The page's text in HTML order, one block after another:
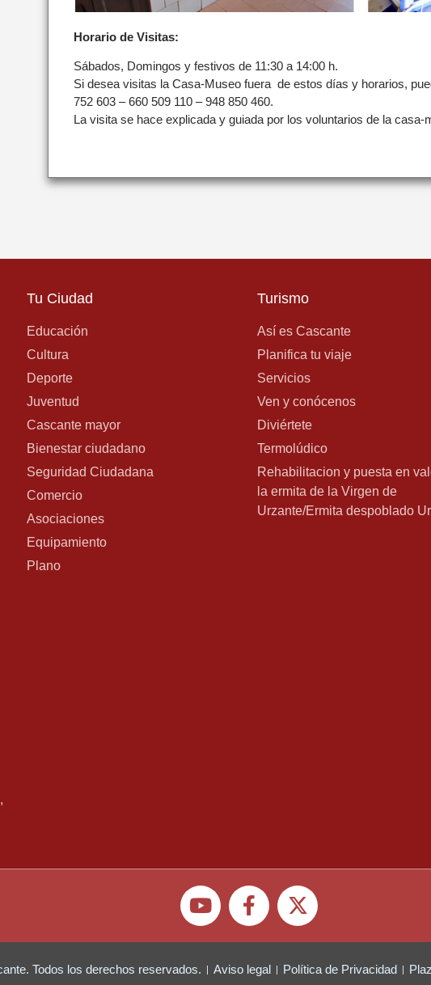
Horario de Visitas:
Sábados, Domingos y festivos de 11:30 a 14:00 h.
Si desea visitas la Casa-Museo fuera de estos días y horarios,
752 603 – 660 509 110 – 948 850 460.
La visita se hace explicada y guiada por los voluntarios de la casa-
Tu Ciudad
Educación
Cultura
Deporte
Juventud
Cascante mayor
Bienestar ciudadano
Seguridad Ciudadana
Comercio
Asociaciones
Equipamiento
Plano
Turismo
Así es Cascante
Planifica tu viaje
Servicios
Ven y conócenos
Diviértete
Termolúdico
Rehabilitacion y puesta en
la ermita de la Virgen de
Urzante/Ermita despoblado
Todos los derechos reservados. Aviso legal Política de Privacidad